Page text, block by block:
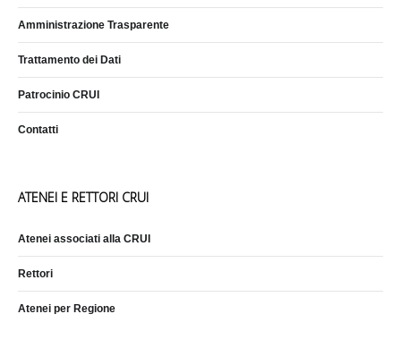
Amministrazione Trasparente
Trattamento dei Dati
Patrocinio CRUI
Contatti
ATENEI E RETTORI CRUI
Atenei associati alla CRUI
Rettori
Atenei per Regione